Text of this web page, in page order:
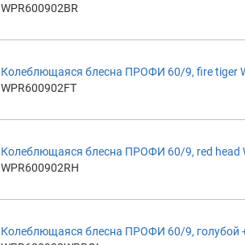
WPR600902BR
Колеблющаяся блесна ПРОФИ 60/9, fire tiger
WPR600902FT
Колеблющаяся блесна ПРОФИ 60/9, red head
WPR600902RH
Колеблющаяся блесна ПРОФИ 60/9, голубой